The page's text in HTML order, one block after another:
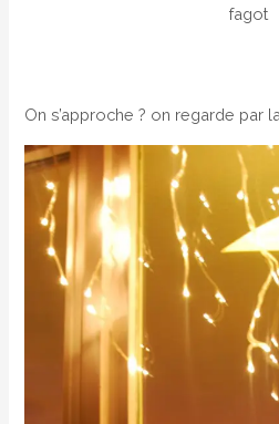
fagot
On s’approche ? on regarde par